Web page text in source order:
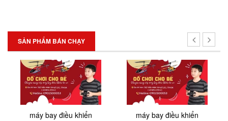
SẢN PHẨM BÁN CHẠY
máy bay điều khiển máy bay điều khiển